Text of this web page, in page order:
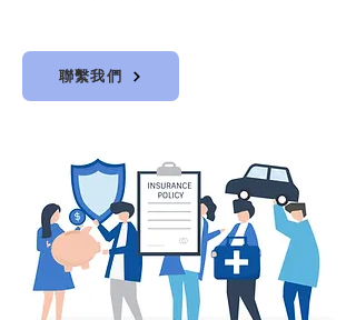
聯繫我們